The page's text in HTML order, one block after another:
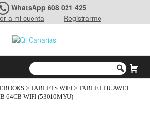
WhatsApp 608 021 425
a mi cuenta
Registrarme
> TABLETS WIFI > TABLET HUAWEI
64GB WIFI (53010MYU)